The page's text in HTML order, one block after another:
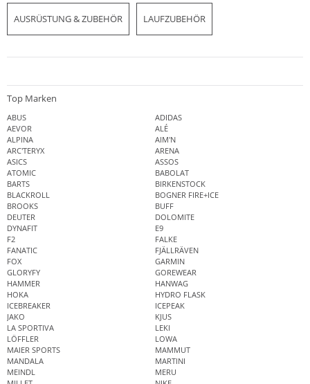
AUSRÜSTUNG & ZUBEHÖR LAUFZUBEHÖR
Top Marken
ABUS
ADIDAS
AEVOR
ALÉ
ALPINA
AIM'N
ARC'TERYX
ARENA
ASICS
ASSOS
ATOMIC
BABOLAT
BARTS
BIRKENSTOCK
BLACKROLL
BOGNER FIRE+ICE
BROOKS
BUFF
DEUTER
DOLOMITE
DYNAFIT
E9
F2
FALKE
FANATIC
FJÄLLRÄVEN
FOX
GARMIN
GLORYFY
GOREWEAR
HAMMER
HANWAG
HOKA
HYDRO FLASK
ICEBREAKER
ICEPEAK
JAKO
KJUS
LA SPORTIVA
LEKI
LÖFFLER
LOWA
MAIER SPORTS
MAMMUT
MANDALA
MARTINI
MEINDL
MERU